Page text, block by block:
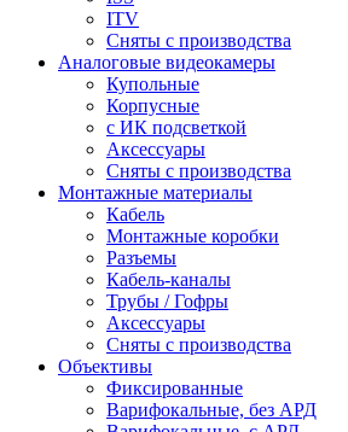
ITV
Сняты с производства
Аналоговые видеокамеры
Купольные
Корпусные
c ИК подсветкой
Аксессуары
Сняты с производства
Монтажные материалы
Кабель
Монтажные коробки
Разъемы
Кабель-каналы
Трубы / Гофры
Аксессуары
Сняты с производства
Объективы
Фиксированные
Варифокальные, без АРД